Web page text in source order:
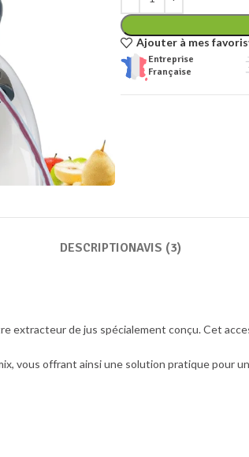
Ajouter à mes favoris
Entreprise
Française
DESCRIPTIONAVIS (3)
extracteur de jus spécialement conçu. Cet
vous offrant ainsi une solution pratique pour